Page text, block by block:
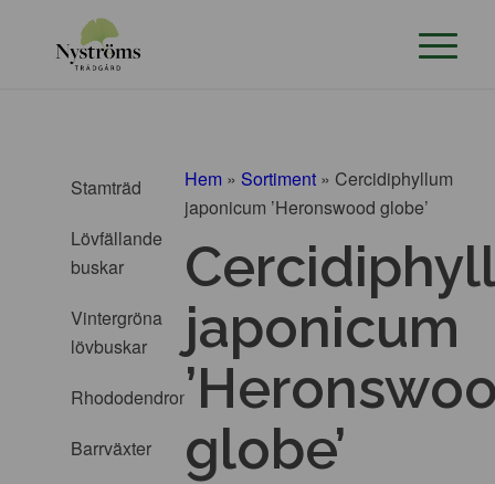
Stamträd
Lövfällande
buskar
Vintergröna
lövbuskar
Rhododendron
Barrväxter
Hem » Sortiment » Cercidiphyllum
japonicum ’Heronswood globe’
japonicum
globe’